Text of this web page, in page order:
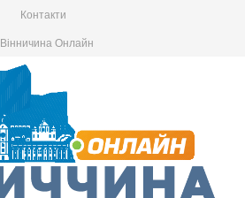
Контакти
Вінничина Онлайн